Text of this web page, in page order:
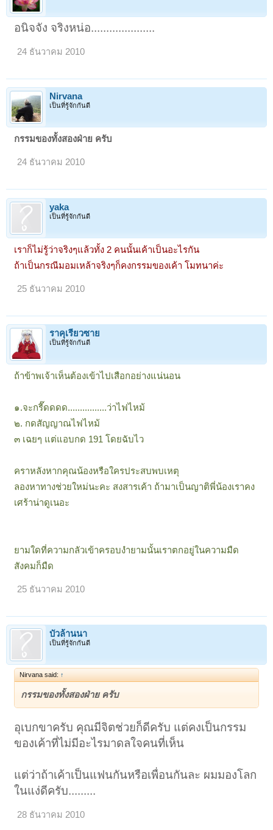
อนิจจัง จริงหน่อ.....................
24 ธันวาคม 2010
Nirvana
เป็นที่รู้จักกันดี
กรรมของทั้งสองฝ่าย ครับ
24 ธันวาคม 2010
yaka
เป็นที่รู้จักกันดี
เราก็ไม่รู้ว่าจริงๆแล้วทั้ง 2 คนนั้นเค้าเป็นอะไรกัน
ถ้าเป็นกรณีมอมเหล้าจริงๆก็คงกรรมของเค้า โมทนาค่ะ
25 ธันวาคม 2010
ราคุเรียวซาย
เป็นที่รู้จักกันดี
ถ้าข้าพเจ้าเห็นต้องเข้าไปเสือกอย่างแน่นอน
๑.จะกรี๊ดดดด................ว่าไฟไหม้
๒. กดสัญญาณไฟไหม้
๓ เฉยๆ แต่แอบกด 191 โดยฉับไว
คราหลังหากคุณน้องหรือใครประสบพบเหตุ
ลองหาทางช่วยใหม่นะคะ สงสารเค้า ถ้ามาเป็นญาติพี่น้องเราคง
เศร้าน่าดูเนอะ
ยามใดที่ความกลัวเข้าครอบงำยามนั้นเราตกอยู่ในความมืด
สังคมก็มืด
25 ธันวาคม 2010
บัวล้านนา
เป็นที่รู้จักกันดี
Nirvana said: ↑
กรรมของทั้งสองฝ่าย ครับ
อุเบกขาครับ คุณมีจิตช่วยก็ดีครับ แต่คงเป็นกรรม
ของเค้าที่ไม่มีอะไรมาดลใจคนที่เห็น
แต่ว่าถ้าเค้าเป็นแฟนกันหรือเพื่อนกันละ ผมมองโลก
ในแง่ดีครับ.........
28 ธันวาคม 2010